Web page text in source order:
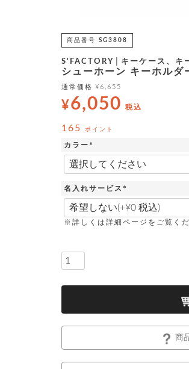
商品番号 SG3808
S'FACTORY│キーケース、キ
シューホーン キーホルダ
通常価格 ¥6,655
¥6,050 税込
165 ポイント
カラー
(
必
須
)
名入れサービス
(
必
須
※詳しくは詳細ページをご覧くだ
商